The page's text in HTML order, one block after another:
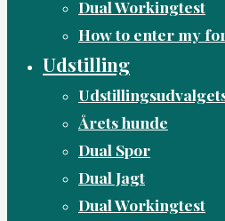
Dual Workingtest
How to enter my
Udstilling
Årets hunde
Dual Spor
Dual Jagt
Dual Workingtest